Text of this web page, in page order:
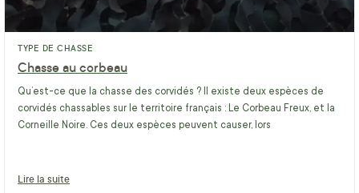
TYPE DE CHASSE
Chasse au corbeau
Qu’est-ce que la chasse des corvidés ? Il existe deux espèces de
corvidés chassables sur le territoire français : Le Corbeau Freux, et la
Corneille Noire. Ces deux espèces peuvent causer, lors
Lire la suite